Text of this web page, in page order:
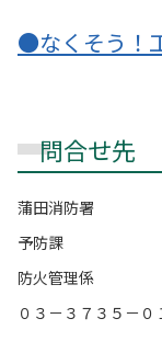
●なくそう！
問合せ先
蒲田消防署
予防課
防火管理係
０３－３７３５－０